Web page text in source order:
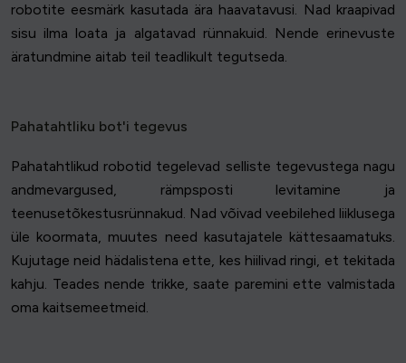
robotite eesmärk kasutada ära haavatavusi. Nad kraapivad
sisu ilma loata ja algatavad rünnakuid. Nende erinevuste
äratundmine aitab teil teadlikult tegutseda.
Pahatahtliku bot'i tegevus
Pahatahtlikud robotid tegelevad selliste tegevustega nagu
andmevargused, rämpsposti levitamine ja
teenusetõkestusrünnakud. Nad võivad veebilehed liiklusega
üle koormata, muutes need kasutajatele kättesaamatuks.
Kujutage neid hädalistena ette, kes hiilivad ringi, et tekitada
kahju. Teades nende trikke, saate paremini ette valmistada
oma kaitsemeetmeid.